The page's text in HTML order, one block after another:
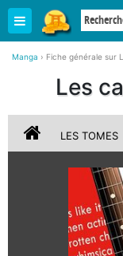
Manga › Fiche générale sur
Les
LES TOMES